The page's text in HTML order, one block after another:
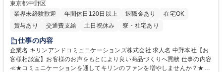
東京都中野区
業界未経験歓迎
年間休日120日以上 退職金あり
在宅OK
賞与あり
交通費支給 土日祝休み 寮・社宅あり
仕事の内容
企業名 キリンアンドコミュニケーションズ株式会社 求人名 中野本社【お
客様相談室】お客様のお声をもとにより良い商品づくりへ貢献 仕事の内容
≪★コミュニケーションを通してキリンのファンを増やしませんか？★≫